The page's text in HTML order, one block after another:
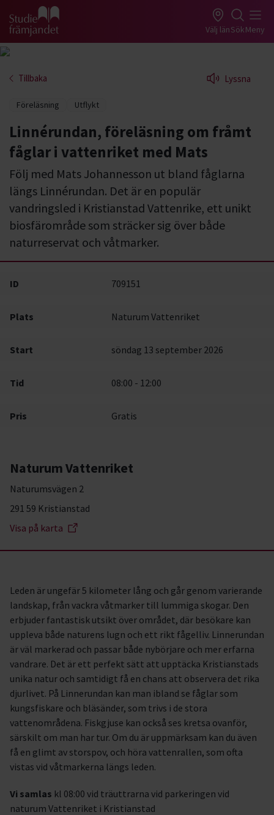
Gå till studiefrämjandets startsida Välj länSökMeny
Tillbaka Lyssna
Föreläsning Utflykt
Linnérundan, föreläsning om fråmt
fåglar i vattenriket med Mats
Följ med Mats Johannesson ut bland fåglarna
längs Linnérundan. Det är en populär
vandringsled i Kristianstad Vattenrike, ett unikt
biosfärområde som sträcker sig över både
naturreservat och våtmarker.
ID 709151
Plats Naturum Vattenriket
Start söndag 13 september 2026
Tid 08:00 - 12:00
Pris Gratis
Naturum Vattenriket
Naturumsvägen 2
291 59 Kristianstad
Visa på karta
Leden är ungefär 5 kilometer lång och går genom varierande
landskap, från vackra våtmarker till lummiga skogar. Den
erbjuder fantastisk utsikt över området, där besökare kan
uppleva både naturens lugn och ett rikt fågelliv. Linnerundan
är väl markerad och passar både nybörjare och mer erfarna
vandrare. Det är ett perfekt sätt att upptäcka Kristianstads
unika natur och samtidigt få en chans att observera det rika
djurlivet. På Linnerundan kan man ibland se fåglar som
kungsfiskare och bläsänder, som trivs i de stora
vattenområdena. Fiskgjuse kan också ses kretsa ovanför,
särskilt om man har tur. Om du är uppmärksam kan du även
få en glimt av storspov, och höra vattenrallen, som ofta
vistas vid våtmarkerna längs leden.
Vi samlas kl 08:00 vid träuttrarna vid parkeringen vid
naturum Vattenriket i Kristianstad